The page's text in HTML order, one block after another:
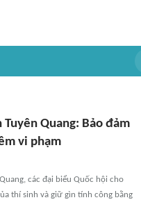
Quang: Bảo đảm
vi phạm
các đại biểu Quốc hội cho
thí sinh và giữ gìn tính công bằng